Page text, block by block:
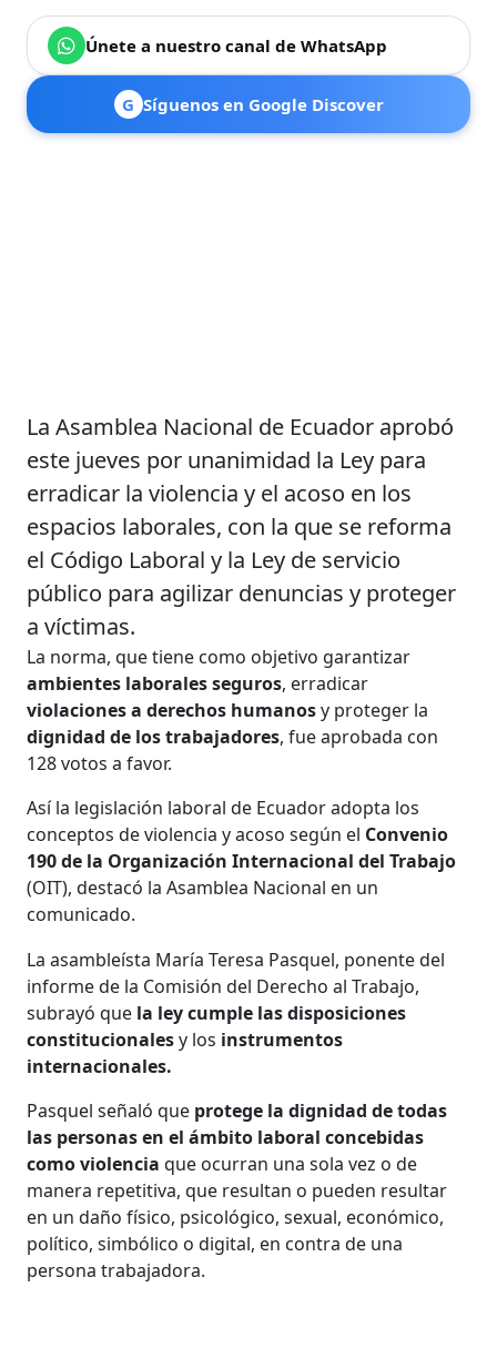
Únete a nuestro canal de WhatsApp
G Síguenos en Google Discover
La Asamblea Nacional de Ecuador aprobó
este jueves por unanimidad la Ley para
erradicar la violencia y el acoso en los
espacios laborales, con la que se reforma
el Código Laboral y la Ley de servicio
público para agilizar denuncias y proteger
a víctimas.
La norma, que tiene como objetivo garantizar
ambientes laborales seguros, erradicar
violaciones a derechos humanosy proteger la
dignidad de los trabajadores, fue aprobada con
128 votos a favor.
Así la legislación laboral de Ecuador adopta los
conceptos de violencia y acoso según el Convenio
190 de la Organización Internacional del Trabajo
(OIT), destacó la Asamblea Nacional en un
comunicado.
La asambleísta María Teresa Pasquel, ponente del
informe de la Comisión del Derecho al Trabajo,
subrayó que la ley cumple las disposiciones
constitucionalesy los instrumentos
internacionales.
Pasquel señaló que protege la dignidad de todas
las personas en el ámbito laboral concebidas
como violencia que ocurran una sola vez o de
manera repetitiva, que resultan o pueden resultar
en un daño físico, psicológico, sexual, económico,
político, simbólico o digital, en contra de una
persona trabajadora.